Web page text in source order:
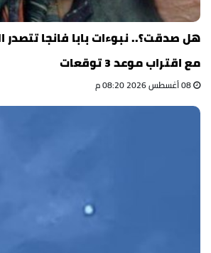
هل صدقت؟.. نبوءات بابا فانجا
مع اقتراب موعد 3 توقعات